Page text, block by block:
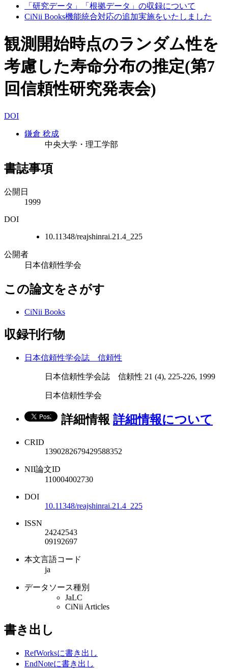
「研究データ」「根拠データ」の収録について
CiNii Books機能統合対応の追加実施をいたしました
観測開始時点のランダム性を
考慮した寿命分布の推定(第7
回信頼性研究発表会)
DOI
鎌倉 稔成
中央大学・理工学部
書誌事項
公開日
1999
DOI
10.11348/reajshinrai.21.4_225
公開者
日本信頼性学会
この論文をさがす
CiNii Books
収録刊行物
日本信頼性学会誌 信頼性
日本信頼性学会誌 信頼性 21 (4), 225-226, 1999
日本信頼性学会
詳細情報 詳細情報について
CRID
1390282679429588352
NII論文ID
110004002730
DOI
10.11348/reajshinrai.21.4_225
ISSN
24242543
09192697
本文言語コード
ja
データソース種別
JaLC
CiNii Articles
書き出し
RefWorksに書き出し
EndNoteに書き出し